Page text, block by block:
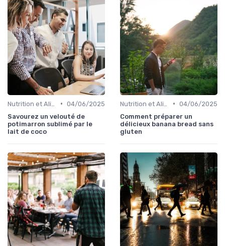
• 04/06/2025
Savourez un velouté de
potimarron sublimé par le
lait de coco
• 04/06/2025
Comment préparer un
délicieux banana bread sans
gluten